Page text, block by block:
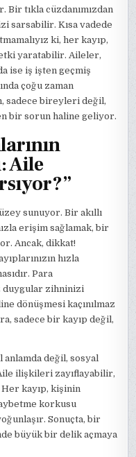
tıkla cüzdanımızdan
sarsabilir. Kısa vadede
ki, her kayıp,
yaratabilir. Aileler,
ise iş işten geçmiş
çoğu zaman
sadece bireyleri değil,
bir sorun haline geliyor.
Aile
sunuyor. Bir akıllı
erişim sağlamak, bir
Ancak, dikkat!
hızla
Para
duygular zihninizi
dönüşmesi kaçınılmaz
sadece bir kayıp değil,
anlamda değil, sosyal
ilişkileri zayıflayabilir,
kayıp, kişinin
korkusu
Sonuçta, bir
büyük bir delik açmaya